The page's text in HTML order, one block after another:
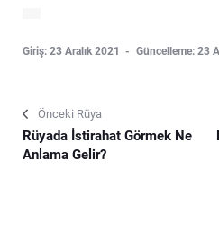
Giriş: 23 Aralık 2021 Güncelleme: 23
Önceki Rüya
Rüyada İstirahat Görmek Ne
Anlama Gelir?